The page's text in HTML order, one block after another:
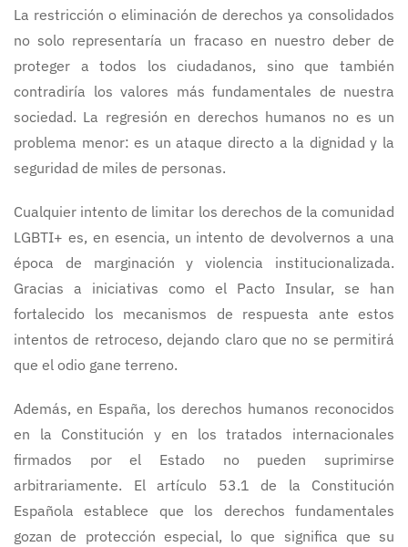
La restricción o eliminación de derechos ya consolidados
no solo representaría un fracaso en nuestro deber de
proteger a todos los ciudadanos, sino que también
contradiría los valores más fundamentales de nuestra
sociedad. La regresión en derechos humanos no es un
problema menor: es un ataque directo a la dignidad y la
seguridad de miles de personas.
Cualquier intento de limitar los derechos de la comunidad
LGBTI+ es, en esencia, un intento de devolvernos a una
época de marginación y violencia institucionalizada.
Gracias a iniciativas como el Pacto Insular, se han
fortalecido los mecanismos de respuesta ante estos
intentos de retroceso, dejando claro que no se permitirá
que el odio gane terreno.
Además, en España, los derechos humanos reconocidos
en la Constitución y en los tratados internacionales
firmados por el Estado no pueden suprimirse
arbitrariamente. El artículo 53.1 de la Constitución
Española establece que los derechos fundamentales
gozan de protección especial, lo que significa que su